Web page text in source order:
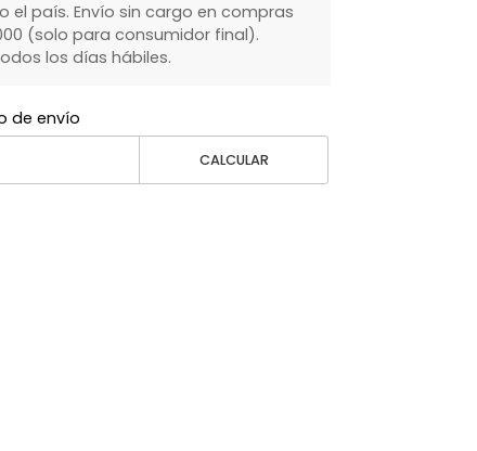
el país. Envío sin cargo en compras
(solo para consumidor final).
los días hábiles.
de envío
CALCULAR